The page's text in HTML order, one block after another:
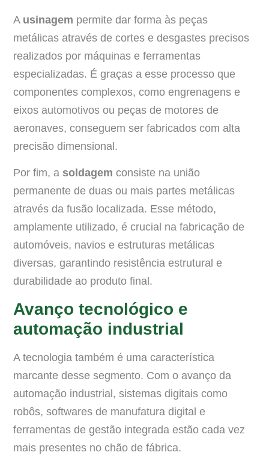
A usinagem permite dar forma às peças
metálicas através de cortes e desgastes precisos
realizados por máquinas e ferramentas
especializadas. É graças a esse processo que
componentes complexos, como engrenagens e
eixos automotivos ou peças de motores de
aeronaves, conseguem ser fabricados com alta
precisão dimensional.
Por fim, a soldagem consiste na união
permanente de duas ou mais partes metálicas
através da fusão localizada. Esse método,
amplamente utilizado, é crucial na fabricação de
automóveis, navios e estruturas metálicas
diversas, garantindo resistência estrutural e
durabilidade ao produto final.
Avanço tecnológico e
automação industrial
A tecnologia também é uma característica
marcante desse segmento. Com o avanço da
automação industrial, sistemas digitais como
robôs, softwares de manufatura digital e
ferramentas de gestão integrada estão cada vez
mais presentes no chão de fábrica.